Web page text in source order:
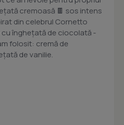
cremoasă 🍫 sos intens
din celebrul Cornetto
cu înghețată de ciocolată -
folosit: cremă de
de vanilie.